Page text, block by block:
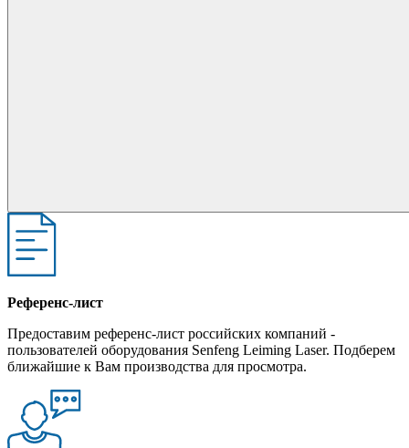
Референс-лист
Предоставим референс-лист российских компаний -
пользователей оборудования Senfeng Leiming Laser. Подберем
ближайшие к Вам производства для просмотра.